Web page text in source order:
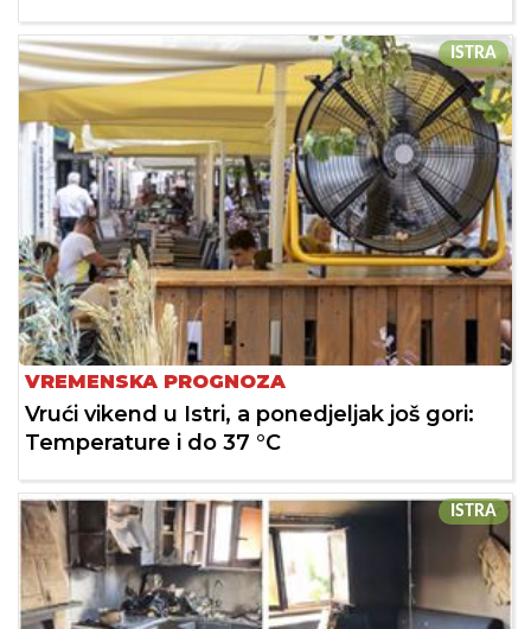
ISTRA
VREMENSKA PROGNOZA
Vrući vikend u Istri, a ponedjeljak još gori:
Temperature i do 37 °C
ISTRA